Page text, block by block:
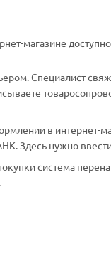
магазине
Специалист
в интернет-
Здесь нужно
система